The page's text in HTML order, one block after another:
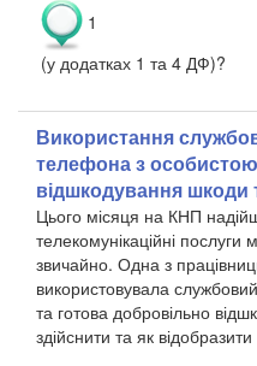
1
(у додатках 1 та 4 ДФ)?
Використання
телефона з
відшкодування шкоди
Цього місяця на КНП
телекомунікаційні
звичайно. Одна з
використовувала
та готова добровільно
здійснити та як